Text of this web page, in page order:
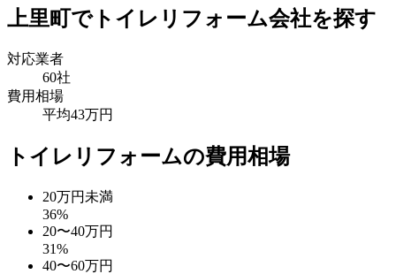
上里町でトイレリフォーム会社を探す
対応業者
60社
費用相場
平均43万円
トイレリフォームの費用相場
20万円未満
36%
20〜40万円
31%
40〜60万円